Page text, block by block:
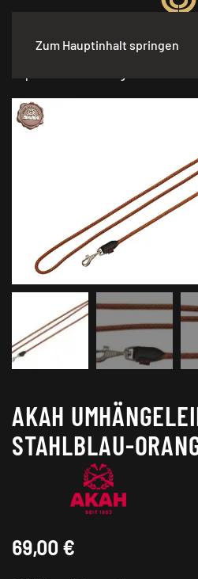
Zum Hauptinhalt springen
Hundebedarf Hundeleinen
AKAH
STAHLBLAU-
69,00 €